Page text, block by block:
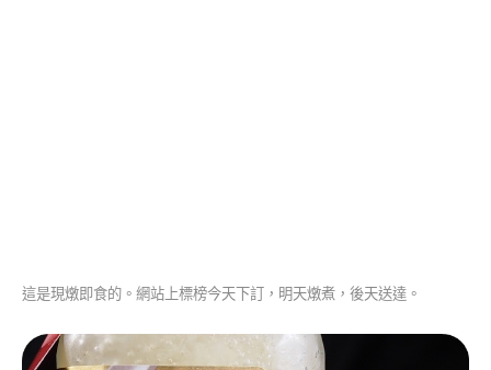
這是現燉即食的。網站上標榜今天下訂，明天燉煮，後天送達。